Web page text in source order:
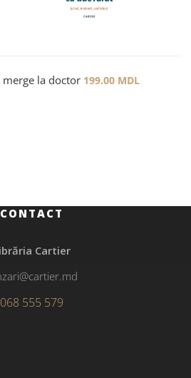
merge la doctor 199.00 MDL
CONTACT
Cartier
068 555 579